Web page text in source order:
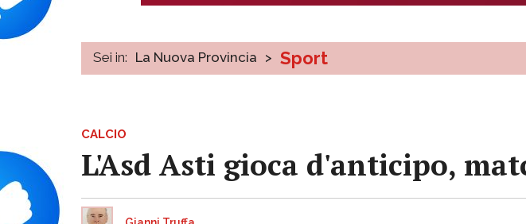
Sei in: La Nuova Provincia > Sport
CALCIO
L'Asd Asti gioca d'anticipo,